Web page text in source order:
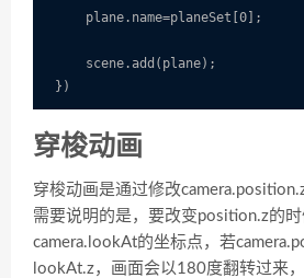
    plane.name=planeSet[0];
    scene.add(plane);
穿梭动画
穿梭动画是通过修改
需要说明的是，要改变position.z的
camera.lookAt的坐标点，若
lookAt.z，画面会以180度翻转过来